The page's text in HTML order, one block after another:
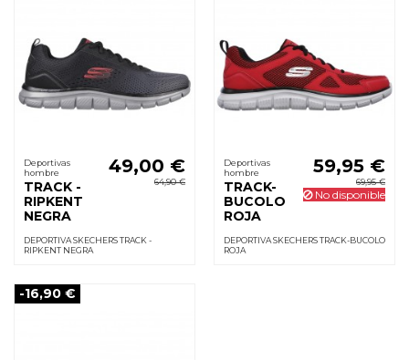
Deportivas
hombre
TRACK -
RIPKENT
NEGRA
49,00 €
64,90 €
DEPORTIVA SKECHERS TRACK -
RIPKENT NEGRA
Deportivas
hombre
TRACK-
BUCOLO
ROJA
59,95 €
69,95 €
No disponible
DEPORTIVA SKECHERS TRACK-BUCOLO
ROJA
-16,90 €